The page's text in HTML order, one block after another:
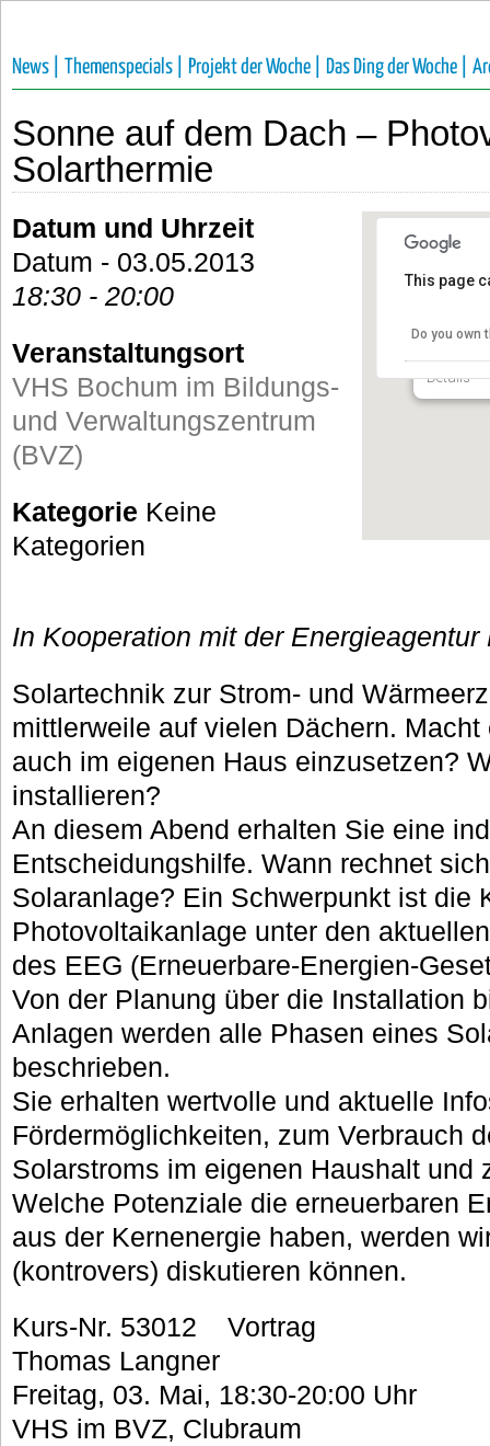
News | Themenspecials | Projekt der Woche | Das Ding der Woche |
Sonne auf dem Dach –
Solarthermie
Gustav-
Details
This page
Do you own
Datum und Uhrzeit
Datum - 03.05.2013
18:30 - 20:00
Veranstaltungsort
VHS Bochum im Bildungs-
und Verwaltungszentrum
(BVZ)
Kategorie Keine
Kategorien
In Kooperation mit der Energieagentur
Solartechnik zur Strom- und
mittlerweile auf vielen Dächern.
auch im eigenen Haus einzusetzen?
installieren?
An diesem Abend erhalten Sie eine
Entscheidungshilfe. Wann rechnet
Solaranlage? Ein Schwerpunkt ist die
Photovoltaikanlage unter den
des EEG (Erneuerbare-Energien-
Von der Planung über die Installation
Anlagen werden alle Phasen eines
beschrieben.
Sie erhalten wertvolle und aktuelle
Fördermöglichkeiten, zum Verbrauch
Solarstroms im eigenen Haushalt und
Welche Potenziale die erneuerbaren
aus der Kernenergie haben, werden
(kontrovers) diskutieren können.
Kurs-Nr. 53012 Vortrag
Thomas Langner
Freitag, 03. Mai, 18:30-20:00 Uhr
VHS im BVZ, Clubraum